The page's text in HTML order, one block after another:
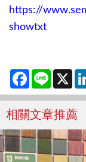
https://
showtxt
Facebook
Line X
相關文章推薦